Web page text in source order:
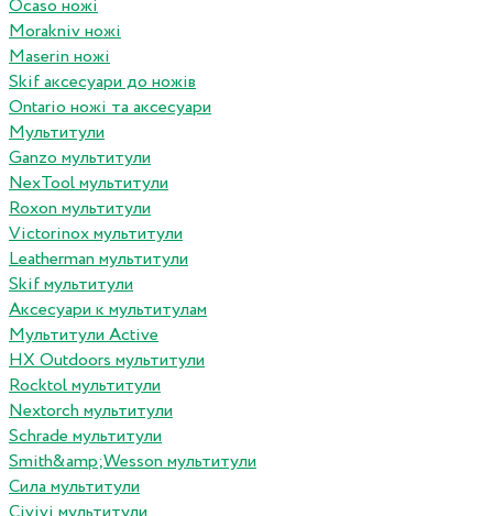
Ocaso ножі
Morakniv ножі
Maserin ножі
Skif аксесуари до ножів
Ontario ножі та аксесуари
Мультитули
Ganzo мультитули
NexTool мультитули
Roxon мультитули
Victorinox мультитули
Leatherman мультитули
Skif мультитули
Аксесуари к мультитулам
Мультитули Active
HX Outdoors мультитули
Rocktol мультитули
Nextorch мультитули
Schrade мультитули
Smith&amp;Wesson мультитули
Сила мультитули